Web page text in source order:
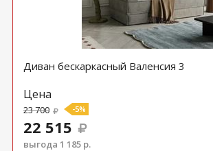
Диван бескаркасный Валенсия 3
Цена
23 700 -5%
22 515
выгода 1 185 р.